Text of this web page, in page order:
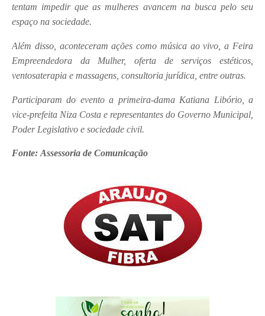
tentam impedir que as mulheres avancem na busca pelo seu
espaço na sociedade.
Além disso, aconteceram ações como música ao vivo, a Feira
Empreendedora da Mulher, oferta de serviços estéticos,
ventosaterapia e massagens, consultoria jurídica, entre outras.
Participaram do evento a primeira-dama Katiana Libório, a
vice-prefeita Niza Costa e representantes do Governo Municipal,
Poder Legislativo e sociedade civil.
Fonte: Assessoria de Comunicação